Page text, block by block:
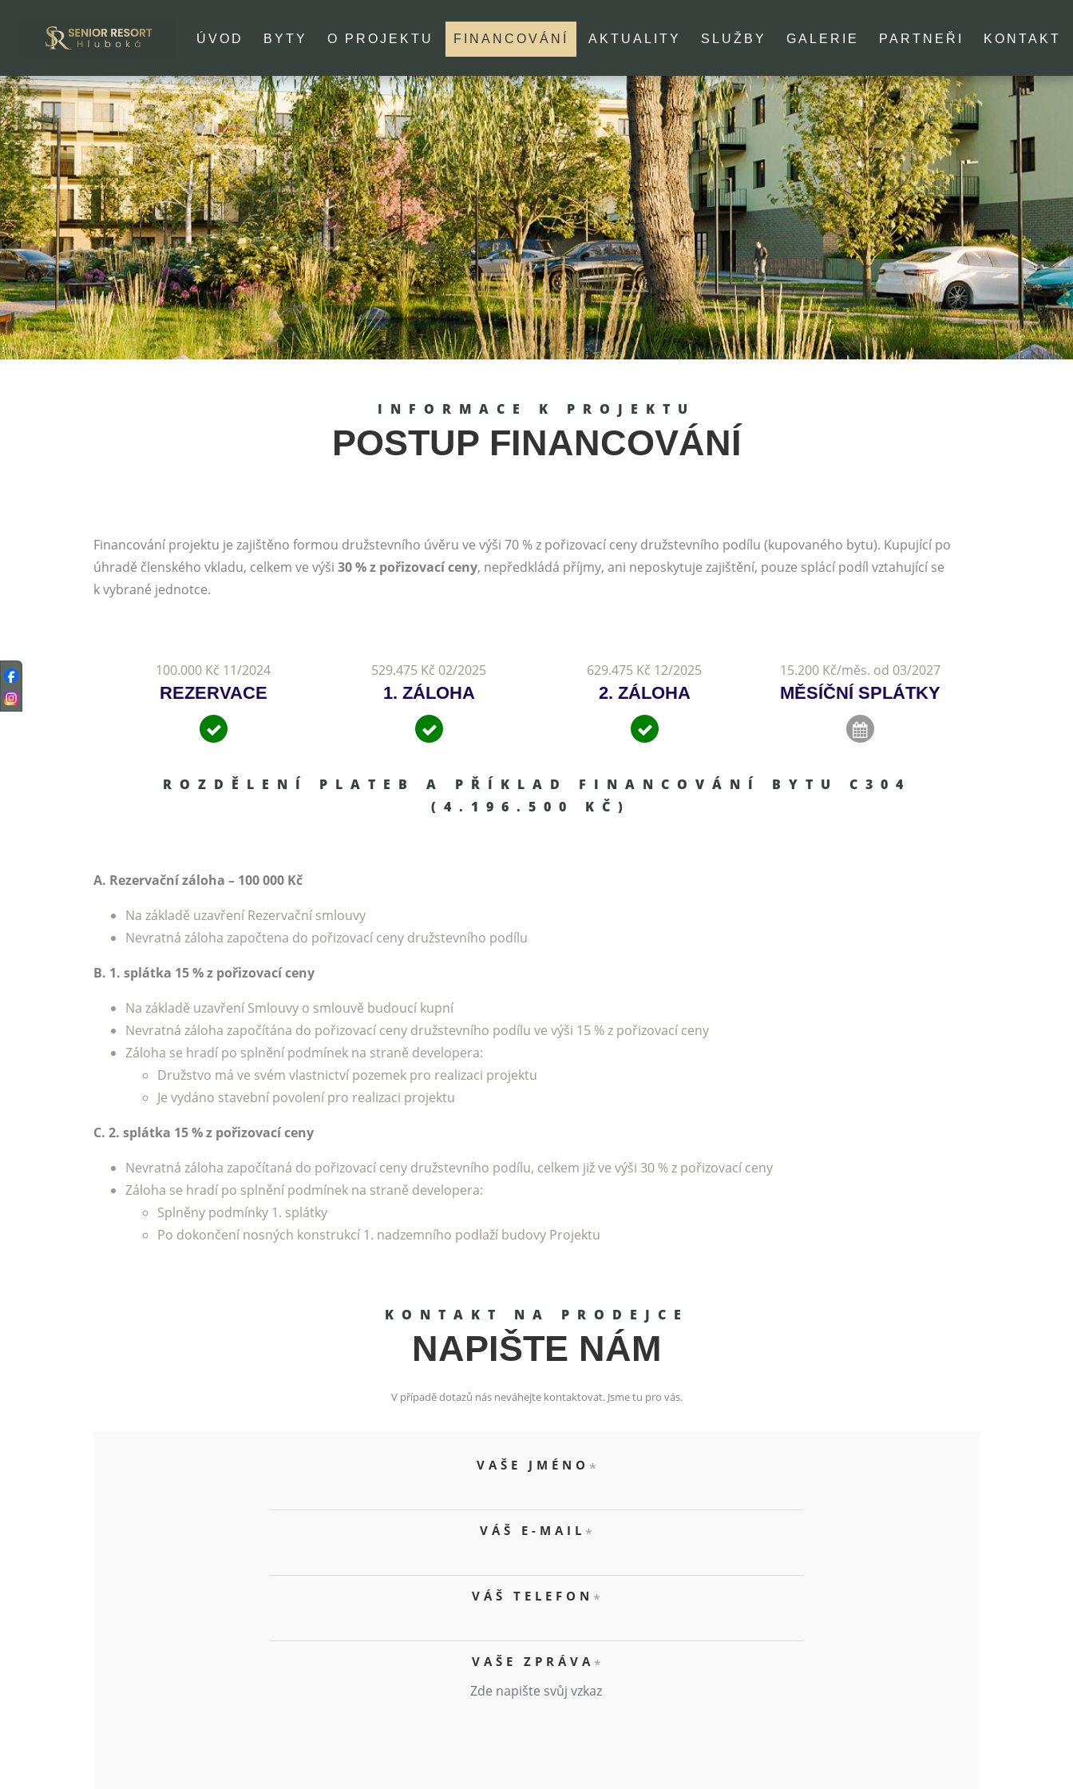
ÚVOD BYTY O PROJEKTU FINANCOVÁNÍ AKTUALITY SLUŽBY GALERIE PARTNEŘI KONTAKT
INFORMACE K PROJEKTU
POSTUP FINANCOVÁNÍ
Financování projektu je zajištěno formou družstevního úvěru ve výši 70 % z pořizovací ceny družstevního podílu (kupovaného bytu). Kupující po
úhradě členského vkladu, celkem ve výši 30 % z pořizovací ceny, nepředkládá příjmy, ani neposkytuje zajištění, pouze splácí podíl vztahující se
k vybrané jednotce.
REZERVACE
100.000 Kč 11/2024
1. ZÁLOHA
529.475 Kč 02/2025
2. ZÁLOHA
629.475 Kč 12/2025
MĚSÍČNÍ SPLÁTKY
15.200 Kč/měs. od 03/2027
ROZDĚLENÍ PLATEB A PŘÍKLAD FINANCOVÁNÍ BYTU C304
(4.196.500 KČ)
A. Rezervační záloha – 100 000 Kč
Na základě uzavření Rezervační smlouvy
Nevratná záloha započtena do pořizovací ceny družstevního podílu
B. 1. splátka 15 % z pořizovací ceny
Na základě uzavření Smlouvy o smlouvě budoucí kupní
Nevratná záloha započítána do pořizovací ceny družstevního podílu ve výši 15 % z pořizovací ceny
Záloha se hradí po splnění podmínek na straně developera:
Družstvo má ve svém vlastnictví pozemek pro realizaci projektu
Je vydáno stavební povolení pro realizaci projektu
C. 2. splátka 15 % z pořizovací ceny
Nevratná záloha započítaná do pořizovací ceny družstevního podílu, celkem již ve výši 30 % z pořizovací ceny
Záloha se hradí po splnění podmínek na straně developera:
Splněny podmínky 1. splátky
Po dokončení nosných konstrukcí 1. nadzemního podlaží budovy Projektu
KONTAKT NA PRODEJCE
NAPIŠTE NÁM
V případě dotazů nás neváhejte kontaktovat. Jsme tu pro vás.
VAŠE JMÉNO *
VÁŠ E-MAIL *
VÁŠ TELEFON *
VAŠE ZPRÁVA *